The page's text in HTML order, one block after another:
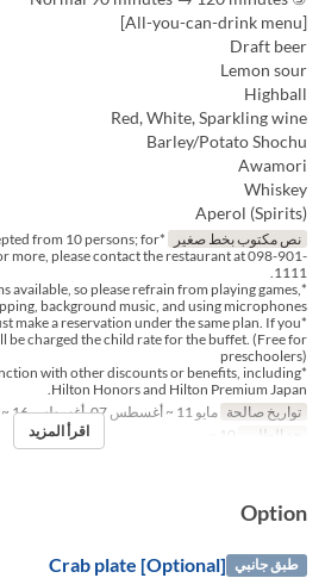
[All-you-can-drink menu]
Draft beer
Lemon sour
Highball
Red, White, Sparkling wine
Barley/Potato Shochu
Awamori
Whiskey
Aperol (Spirits)
نص مكتوب بخط صغير
from 10 persons; for
more, please contact the restaurant at 098-901-
1111.
available, so please refrain from playing games,
background music, and using microphones.
make a reservation under the same plan. If you
be charged the child rate for the buffet. (Free for
preschoolers)
with other discounts or benefits, including
Hilton Honors and Hilton Premium Japan.
تواريخ صالحة مايو 11 ~ أغسطس 07, أغسطس 16 ~
حد الطلب
اقرأ المزيد
Option
طبق جانبي [Optional] Crab plate